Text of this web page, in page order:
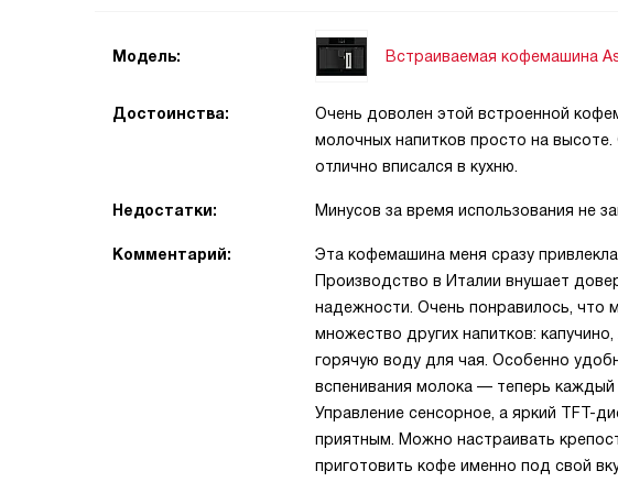
Модель: Встраиваемая кофемашина
Достоинства:
Очень доволен этой встроенной
молочных напитков просто на
отлично вписался в кухню.
Недостатки: Минусов за время использования не
Комментарий:
Эта кофемашина меня сразу
Производство в Италии внушает
надежности. Очень понравилось, что
множество других напитков:
горячую воду для чая. Особенно
вспенивания молока — теперь каждый
Управление сенсорное, а яркий TFT-
приятным. Можно настраивать
приготовить кофе именно под свой